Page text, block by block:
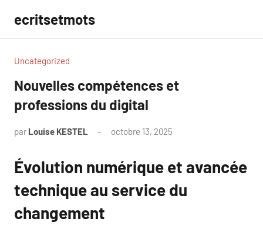
contenu
ecritsetmots
Uncategorized
Nouvelles compétences et
professions du digital
par Louise KESTEL octobre 13, 2025
Évolution numérique et avancée
technique au service du
changement